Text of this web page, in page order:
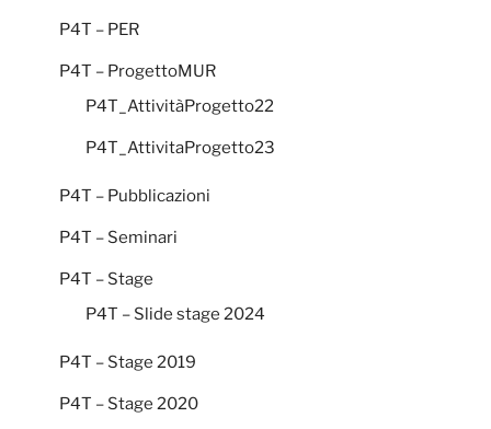
P4T – PER
P4T – ProgettoMUR
P4T_AttivitàProgetto22
P4T_AttivitaProgetto23
P4T – Pubblicazioni
P4T – Seminari
P4T – Stage
P4T – Slide stage 2024
P4T – Stage 2019
P4T – Stage 2020